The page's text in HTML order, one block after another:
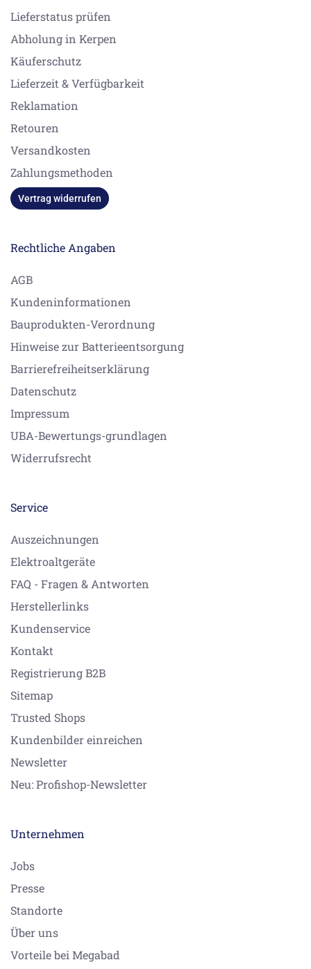
Lieferstatus prüfen
Abholung in Kerpen
Käuferschutz
Lieferzeit & Verfügbarkeit
Reklamation
Retouren
Versandkosten
Zahlungsmethoden
Vertrag widerrufen
Rechtliche Angaben
AGB
Kundeninformationen
Bauprodukten-Verordnung
Hinweise zur Batterieentsorgung
Barrierefreiheitserklärung
Datenschutz
Impressum
UBA-Bewertungs-grundlagen
Widerrufsrecht
Service
Auszeichnungen
Elektroaltgeräte
FAQ - Fragen & Antworten
Herstellerlinks
Kundenservice
Kontakt
Registrierung B2B
Sitemap
Trusted Shops
Kundenbilder einreichen
Newsletter
Neu: Profishop-Newsletter
Unternehmen
Jobs
Presse
Standorte
Über uns
Vorteile bei Megabad